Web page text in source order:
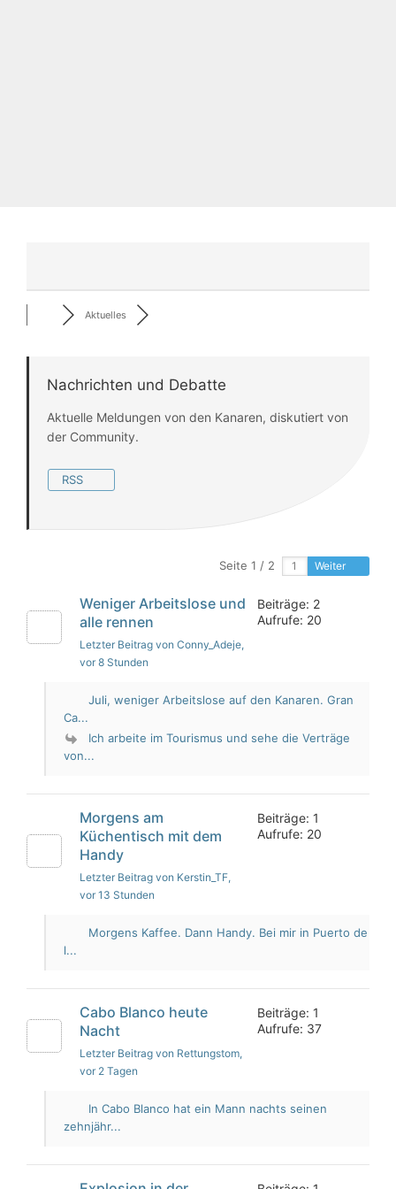
Aktuelles
Nachrichten und Debatte
Aktuelle Meldungen von den Kanaren, diskutiert von
der Community.
RSS
Seite 1 / 2 Weiter
Weniger Arbeitslose und
alle rennen
Letzter Beitrag von Conny_Adeje,
vor 8 Stunden
Beiträge: 2
Aufrufe: 20
Juli, weniger Arbeitslose auf den Kanaren. Gran
Ca...
Ich arbeite im Tourismus und sehe die Verträge
von...
Morgens am
Küchentisch mit dem
Handy
Letzter Beitrag von Kerstin_TF,
vor 13 Stunden
Beiträge: 1
Aufrufe: 20
Morgens Kaffee. Dann Handy. Bei mir in Puerto de
l...
Cabo Blanco heute
Nacht
Letzter Beitrag von Rettungstom,
vor 2 Tagen
Beiträge: 1
Aufrufe: 37
In Cabo Blanco hat ein Mann nachts seinen
zehnjähr...